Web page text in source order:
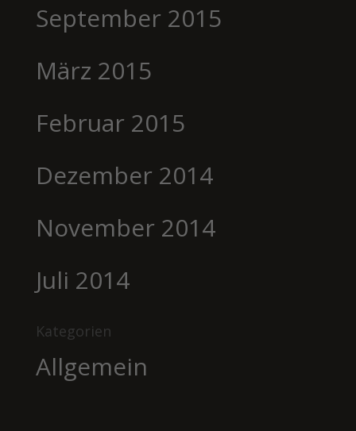
September 2015
März 2015
Februar 2015
Dezember 2014
November 2014
Juli 2014
Kategorien
Allgemein